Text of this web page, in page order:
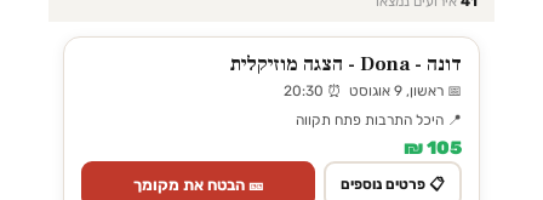
דונה - Dona - הצגה מוזיקלית
📅 ראשון, 9 אוגוסט ⏰ 20:30
📍 היכל התרבות פתח תקווה
105 ₪
📋 פרטים נוספים 🎫 הבטח את מקומך